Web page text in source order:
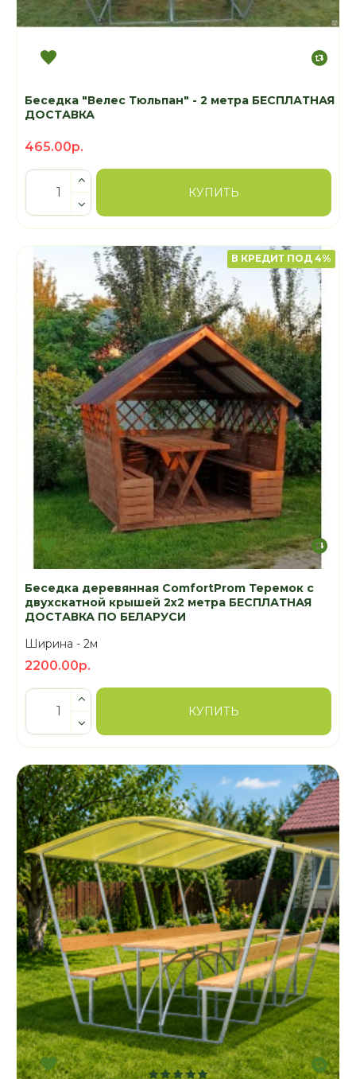
Беседка "Велес Тюльпан" - 2 метра БЕСПЛАТНАЯ
ДОСТАВКА
465.00р.
КУПИТЬ
В КРЕДИТ ПОД 4%
Беседка деревянная ComfortProm Теремок с
двухскатной крышей 2x2 метра БЕСПЛАТНАЯ
ДОСТАВКА ПО БЕЛАРУСИ
Ширина - 2м
2200.00р.
КУПИТЬ